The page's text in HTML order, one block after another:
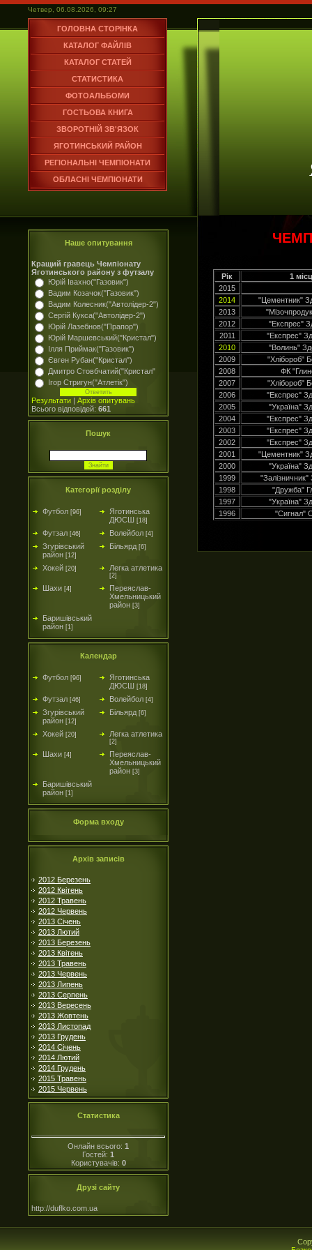
Четвер, 06.08.2026, 09:27
ГОЛОВНА СТОРІНКА
КАТАЛОГ ФАЙЛІВ
КАТАЛОГ СТАТЕЙ
СТАТИСТИКА
ФОТОАЛЬБОМИ
ГОСТЬОВА КНИГА
ЗВОРОТНІЙ ЗВ'ЯЗОК
ЯГОТИНСЬКИЙ РАЙОН
РЕГІОНАЛЬНІ ЧЕМПІОНАТИ
ОБЛАСНІ ЧЕМПІОНАТИ
Наше опитування
Кращий гравець Чемпіонату
Яготинського району з футзалу
Юрій Івахно("Газовик")
Вадим Козачок("Газовик")
Вадим Колесник("Автолідер-2")
Сергій Кукса("Автолідер-2")
Юрій Лазебнов("Прапор")
Юрій Маршевський("Кристал")
Ілля Приймак("Газовик")
Євген Рубан("Кристал")
Дмитро Стовбчатий("Кристал"
Ігор Стригун("Атлетік")
Результати | Архів опитувань
Всього відповідей: 661
Пошук
Категорії розділу
Футбол [96]
Яготинська
ДЮСШ [18]
Футзал [46] Волейбол [4]
Згурівський
район [12]
Більярд [6]
Хокей [20] Легка атлетика
[2]
Шахи [4]
Переяслав-
Хмельницький
район [3]
Баришівський
район [1]
Календар
Футбол [96]
Яготинська
ДЮСШ [18]
Футзал [46] Волейбол [4]
Згурівський
район [12]
Більярд [6]
Хокей [20] Легка атлетика
[2]
Шахи [4]
Переяслав-
Хмельницький
район [3]
Баришівський
район [1]
Форма входу
Архів записів
2012 Березень
2012 Квітень
2012 Травень
2012 Червень
2013 Січень
2013 Лютий
2013 Березень
2013 Квітень
2013 Травень
2013 Червень
2013 Липень
2013 Серпень
2013 Вересень
2013 Жовтень
2013 Листопад
2013 Грудень
2014 Січень
2014 Лютий
2014 Грудень
2015 Травень
2015 Червень
Статистика
Онлайн всього: 1
Гостей: 1
Користувачів: 0
Друзі сайту
http://duflko.com.ua
Рік
1
2015
2014
"Цементник"
2013
2012
"Експрес"
2011
"Експрес"
2010
"Волинь"
2009
"Хлібороб"
2008
ФК
2007
"Хлібороб"
2006
"Експрес"
2005
"Україна"
2004
"Експрес"
2003
"Експрес"
2002
"Експрес"
2001
"Цементник"
2000
"Україна"
1999
"Залізничник"
1998
"Дружба"
1997
"Україна"
1996
"Сигнал"